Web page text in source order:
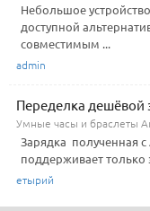
Небольшое
доступной
совместимым ...
admin
Переделка дешёвой
Умные часы и браслеты
Зарядка полученная
поддерживает только
етырий